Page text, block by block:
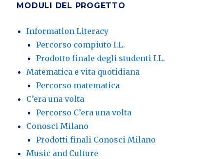
MODULI DEL PROGETTO
Information Literacy
Percorso compiuto I.L.
Prodotto finale degli studenti I.L.
Matematica e vita quotidiana
Percorso matematica
C’era una volta
Percorso C’era una volta
Conosci Milano
Prodotti finali Conosci Milano
Music and Culture